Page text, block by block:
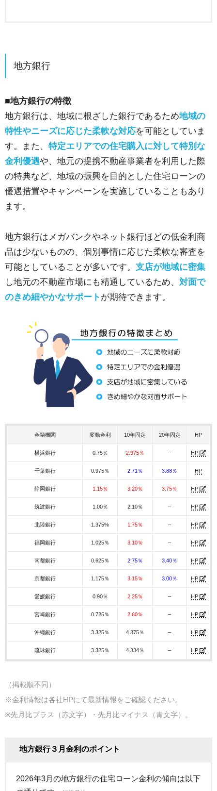
地方銀行
■地方銀行の特徴
地方銀行は、地域に根ざした銀行であるため地域の
特性やニーズに応じた柔軟な対応を可能としていま
す。また、 特定エリアでの住宅購入に対して特別な
金利優遇や、地元の提携不動産事業者を利用した際
の特典など、地域の振興を目的とした住宅ローンの
優遇措置やキャンペーンを実施していることもあり
ます。
地方銀行はメガバンクやネット銀行ほどの低金利商
品は少ないものの、個別事情に応じた柔軟な審査を
可能としていることが多いです。 支店が地域に密集
し地元の不動産市場にも精通しているため、 対面で
のきめ細やかなサポート が期待できます。
金融機関 変動金利 10年固定 20年固定 HP
横浜銀行 0.75％ 2.975％ – HP
千葉銀行 0.975％ 2.71％ 3.88％ HP
静岡銀行 1.15％ 3.20％ 3.75％ HP
筑波銀行 1.00％ 2.10％ – HP
北陸銀行 1.375% 1.75％ – HP
福岡銀行 1.025％ 3.10％ – HP
南都銀行 0.625％ 2.75％ 3.40％ HP
京都銀行 1.175％ 3.15％ 3.00％ HP
愛媛銀行 0.90％ 2.25％ – HP
宮崎銀行 0.725％ 2.60％ – HP
沖縄銀行 3.325％ 4.375％ – HP
琉球銀行 3.325％ 4.334％ – HP
（掲載順不同）
※金利情報は各社HPにて最新情報をご確認ください。
※先月比プラス（赤文字）・先月比マイナス（青文字）。
地方銀行３月金利のポイント
2026年3月の地方銀行の住宅ローン金利の傾向は以下